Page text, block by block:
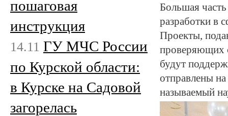
Большая
разработки в
Проекты,
проверяющих
будут
отправлены
называемый
пошаговая
инструкция
14.11 ГУ МЧС России
по Курской области:
в Курске на Садовой
загорелась